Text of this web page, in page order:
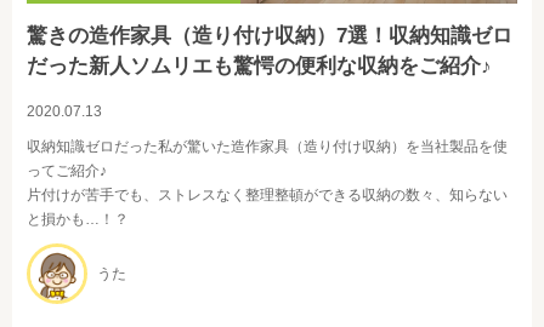
驚きの造作家具（造り付け収納）7選！収納知識ゼロ
だった新人ソムリエも驚愕の便利な収納をご紹介♪
2020.07.13
収納知識ゼロだった私が驚いた造作家具（造り付け収納）を当社製品を使
ってご紹介♪
片付けが苦手でも、ストレスなく整理整頓ができる収納の数々、知らない
と損かも…！？
うた